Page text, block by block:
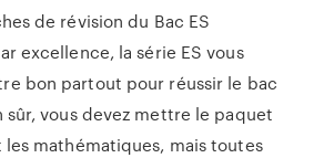
de révision du Bac ES
excellence, la série ES vous
bon partout pour réussir le bac
sûr, vous devez mettre le paquet
les mathématiques, mais toutes